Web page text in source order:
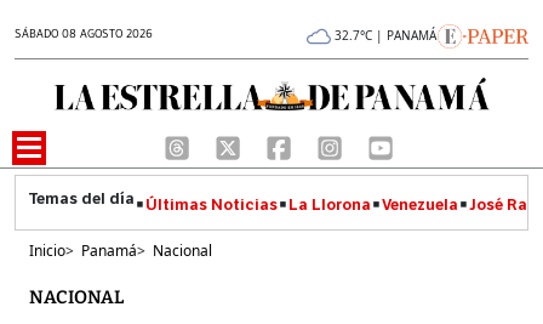
SÁBADO 08 AGOSTO 2026 32.7°C | PANAMÁ
Últimas Noticias La Llorona Venezuela José
Inicio> Panamá> Nacional
NACIONAL